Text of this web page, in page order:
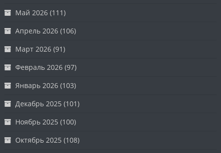
Май 2026 (111)
Апрель 2026 (106)
Март 2026 (91)
Февраль 2026 (97)
Январь 2026 (103)
Декабрь 2025 (101)
Ноябрь 2025 (100)
Октябрь 2025 (108)